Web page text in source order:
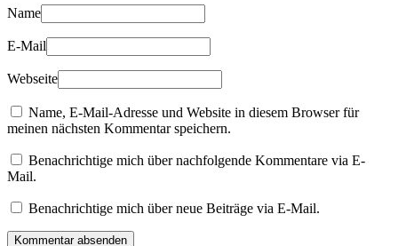
Name
E-Mail
Webseite
Name, E-Mail-Adresse und Website in diesem Browser für
meinen nächsten Kommentar speichern.
Benachrichtige mich über nachfolgende Kommentare via E-
Mail.
Benachrichtige mich über neue Beiträge via E-Mail.